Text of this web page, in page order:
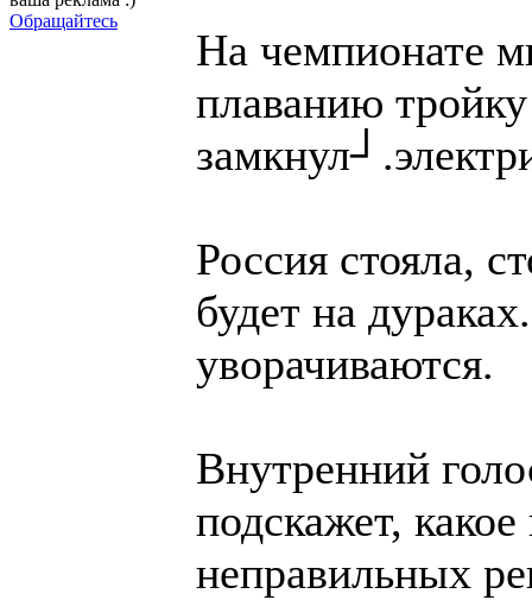
Обращайтесь
На чемпионате
плаванию
Россия стояла,
будет на
уворачиваются.
Внутренний
подскажет, какое
неправильных